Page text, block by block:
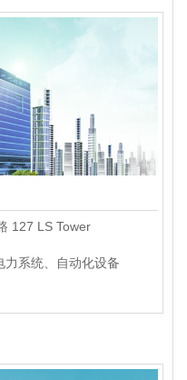
127 LS Tower
力系统、自动化设备